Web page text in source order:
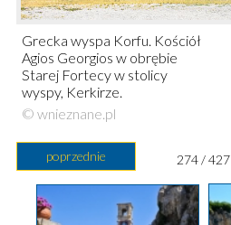
Grecka wyspa Korfu. Kościół
Agios Georgios w obrębie
Starej Fortecy w stolicy
wyspy, Kerkirze.
© wnieznane.pl
poprzednie 274 / 427